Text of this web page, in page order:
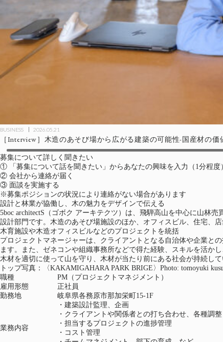
BUSINESS 2026.05.21
［Interview］木造のあそび場から広がる建築の可能性-国産材の
募集について詳しく聞きたい（新しいタブで開く）
①
「募集について話を聞きたい」からあなたの興味を入力（1分程度
② 会社から連絡が届く
③ 面談を実施する
※募集ポジションの状況により連絡がない場合があります
設計と林業が協働し、木の魅力をデザインで伝える
5boc architectS（ゴボク アーキテクツ）は、飛騨高山を中心に山林
設計部門です。木造のあそび場施設のほか、オフィスビル、住宅、
木育施設や木造オフィスビルなどのプロジェクトを統括
プロジェクトマネージャーは、クライアントとなる自治体や企業と
ます。また、ゼネコンや組織事務所などで得た経験、スキルを活か
木材を適切に使って山を守り、木材が当たり前にある社会が持続し
トップ写真：〈KAKAMIGAHARA PARK BRIGE〉Photo: tomoyuki
職種
PM（プロジェクトマネジメント）
雇用形態
正社員
勤務地
岐阜県各務原市那加栄町15-1F
業務内容
・建築設計監理、企画
・クライアントや関係者との打ち合わせ、各種調整
・担当するプロジェクトの進捗管理
・コスト管理